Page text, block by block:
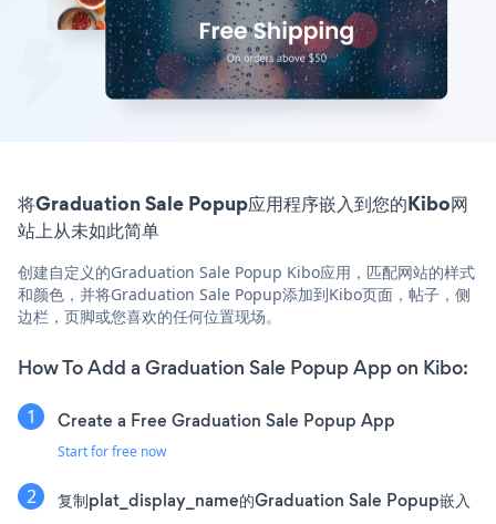
将Graduation Sale Popup应用程序嵌入到您的Kibo网
站上从未如此简单
创建自定义的Graduation Sale Popup Kibo应用，匹配网站的样式
和颜色，并将Graduation Sale Popup添加到Kibo页面，帖子，侧
边栏，页脚或您喜欢的任何位置现场。
How To Add a Graduation Sale Popup App on Kibo:
Create a Free Graduation Sale Popup App
Start for free now
复制plat_display_name的Graduation Sale Popup嵌入